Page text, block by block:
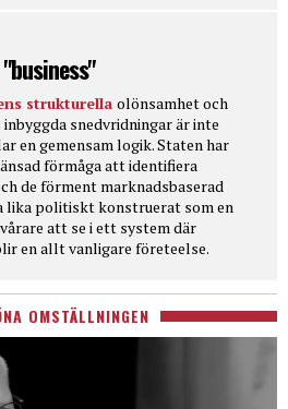
strukturella olönsamhet och
snedvridningar är inte
en gemensam logik. Staten har
förmåga att identifiera
de förment marknadsbaserad
lika politiskt konstruerat som en
att se i ett system där
en allt vanligare företeelse.
OMSTÄLLNINGEN